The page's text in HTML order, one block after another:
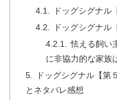
ドッグシグナル
ドッグシグナル
怯える飼い
に非協力的な家族
ドッグシグナル【第
とネタバレ感想